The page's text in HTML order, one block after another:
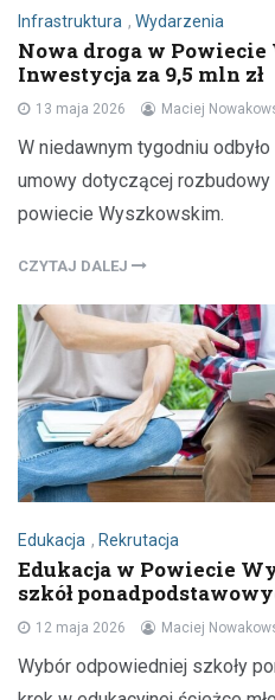
Infrastruktura , Wydarzenia
Nowa droga w
Inwestycja za 9,5 mln zł
13 maja 2026 Maciej
W niedawnym tygodniu
umowy dotyczącej
powiecie Wyszkowskim.
CZYTAJ DALEJ
Edukacja , Rekrutacja
Edukacja w Powiecie
szkół
12 maja 2026 Maciej
Wybór odpowiedniej szkoły